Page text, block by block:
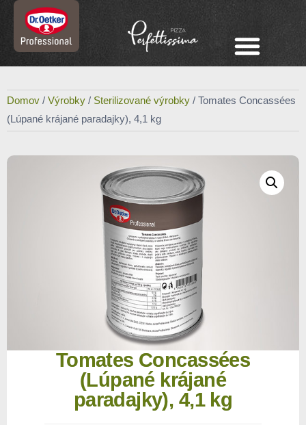
Domov / Výrobky / Sterilizované výrobky / Tomates Concassées
(Lúpané krájané paradajky), 4,1 kg
Tomates Concassées
(Lúpané krájané
paradajky), 4,1 kg